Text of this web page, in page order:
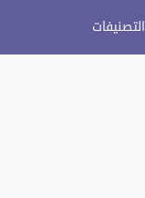
التصنيفات